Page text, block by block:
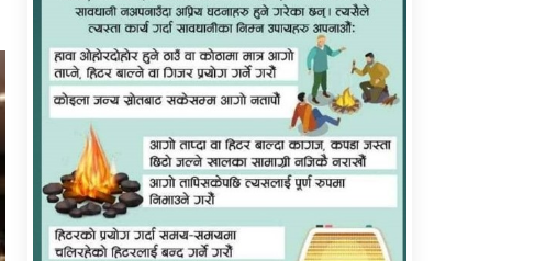
कर्णाली प्राविधि शिक्षालय जुम्लाको सुचना